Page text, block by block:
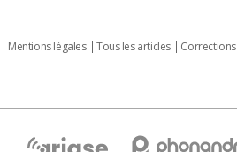
Mentions légales Tous les articles
Corrections